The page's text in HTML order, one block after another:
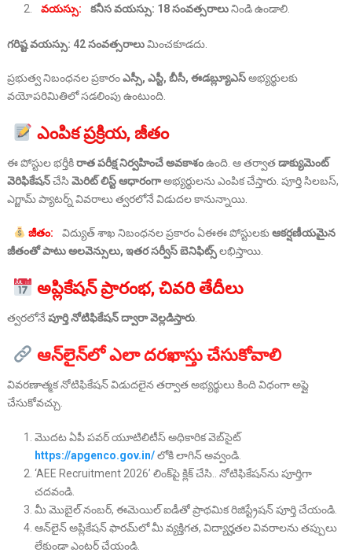
వయస్సు: కనీస వయస్సు: 18 సంవత్సరాలునిండి ఉండాలి.
గరిష్ట వయస్సు: 42 సంవత్సరాలుమించకూడదు.
ప్రభుత్వ నిబంధనల ప్రకారంఎస్సీ, ఎస్టీ, బీసీ, ఈడబ్ల్యూఎస్అభ్యర్థులకు
వయోపరిమితిలో సడలింపు ఉంటుంది.
ఎంపిక ప్రక్రియ, జీతం
ఈ పోస్టుల భర్తీకిరాత పరీక్ష నిర్వహించే అవకాశంఉంది. ఆ తర్వాతడాక్యుమెంట్
వెరిఫికేషన్చేసిమెరిట్ లిస్ట్ ఆధారంగాఅభ్యర్థులను ఎంపిక చేస్తారు. పూర్తి సిలబస్,
ఎగ్జామ్ ప్యాటర్న్ వివరాలు త్వరలోనే విడుదల కానున్నాయి.
జీతం: విద్యుత్ శాఖ నిబంధనల ప్రకారం ఏఈఈ పోస్టులకుఆకర్షణీయమైన
జీతంతో పాటు అలవెన్సులు, ఇతర సర్వీస్ బెనిఫిట్స్లభిస్తాయి.
అప్లికేషన్ ప్రారంభ, చివరి తేదీలు
త్వరలోనేపూర్తి నోటిఫికేషన్ ద్వారా వెల్లడిస్తారు.
ఆన్‌లైన్‌లో ఎలా దరఖాస్తు చేసుకోవాలి
వివరణాత్మక నోటిఫికేషన్ విడుదలైన తర్వాత అభ్యర్థులు కింది విధంగా అప్లై
చేసుకోవచ్చు.
మొదట ఏపీ పవర్ యూటిలిటీస్ అధికారిక వెబ్‌సైట్
https://apgenco.gov.in/లోకి లాగిన్ అవ్వండి.
‘AEE Recruitment 2026’ లింక్‌పై క్లిక్ చేసి.. నోటిఫికేషన్‌ను పూర్తిగా
చదవండి.
మీ మొబైల్ నంబర్, ఈమెయిల్ ఐడీతో ప్రాథమిక రిజిస్ట్రేషన్ పూర్తి చేయండి.
ఆన్‌లైన్ అప్లికేషన్ ఫారమ్‌లో మీ వ్యక్తిగత, విద్యార్హతల వివరాలను తప్పులు
లేకుండా ఎంటర్ చేయండి.